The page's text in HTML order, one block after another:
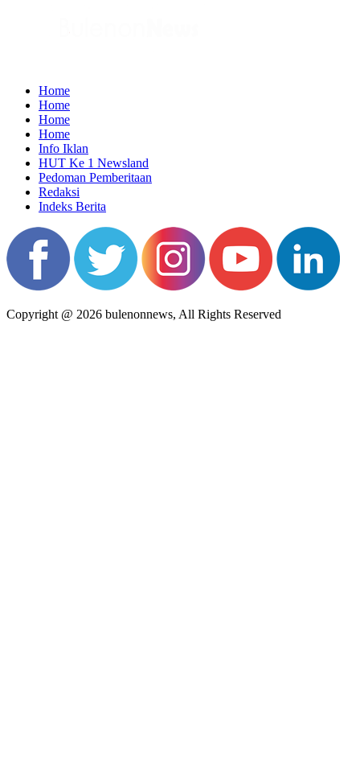
Home
Home
Home
Home
Info Iklan
HUT Ke 1 Newsland
Pedoman Pemberitaan
Redaksi
Indeks Berita
Copyright @ 2026 bulenonnews, All Rights Reserved